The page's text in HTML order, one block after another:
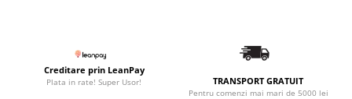
Creditare prin LeanPay
Plata in rate! Super Usor! TRANSPORT GRATUIT
Pentru comenzi mai mari de 5000 lei